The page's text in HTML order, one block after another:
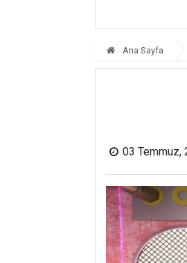
Ana Sayfa
03 Temmuz,